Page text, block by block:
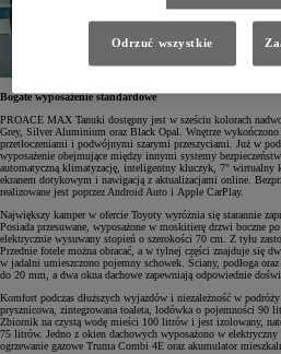
Bogate wyposażenie standardowe
PROACE MAX Tanuki dostępny jest w sześciu kolorach
Grey, Silver Aluminium oraz Black Opal. Wnętrze wykończono
przetłoczeniami i podwójnymi szarymi przeszyciami. Już w
wyposażenie obejmujące między innymi systemy
automatyczną klimatyzację, inteligentny kluczyk, 7"
ekranem dotykowym i nawigacją z aktualizacjami online.
realizowane jest poprzez Android Auto i Apple CarPlay.
Największy kamper w ofercie Toyoty wyróżnia się starannie
Posiada przesuwane, wyposażone w moskitierę drzwi boczne
elektrycznie wysuwany stopień o szerokości 70 cm. Z tyłu
Przednie fotele można obracać, a w tylnej części znajduje się
w jadalni umieszczono pojemny schowek. Ściany, podłoga
do 20 mm, a dwa okna dachowe zapewniają odpowiednie
Komfort podczas dłuższych wyjazdów i niezależność w
prysznicowa, zintegrowana toaleta, lodówka o pojemności 90
Zbiornik na czystą wodę mieści 100 litrów i jest izolowany,
75 litrów. Jedno z okien dachowych wyposażono w
ogrzewanie gazowe Truma Combi 4E oraz akumulator
Odrzuć wszystkie